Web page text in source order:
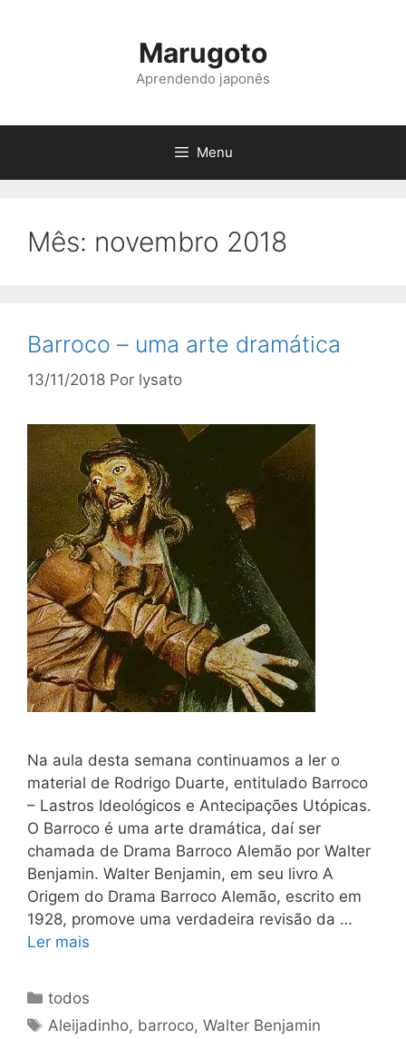
Marugoto
Aprendendo japonês
Menu
Mês: novembro 2018
Barroco – uma arte dramática
13/11/2018 Por lysato
Na aula desta semana continuamos a ler o
material de Rodrigo Duarte, entitulado Barroco
– Lastros Ideológicos e Antecipações Utópicas.
O Barroco é uma arte dramática, daí ser
chamada de Drama Barroco Alemão por Walter
Benjamin. Walter Benjamin, em seu livro A
Origem do Drama Barroco Alemão, escrito em
1928, promove uma verdadeira revisão da …
Ler mais
Categorias
todos
Tags
Aleijadinho, barroco,Walter Benjamin